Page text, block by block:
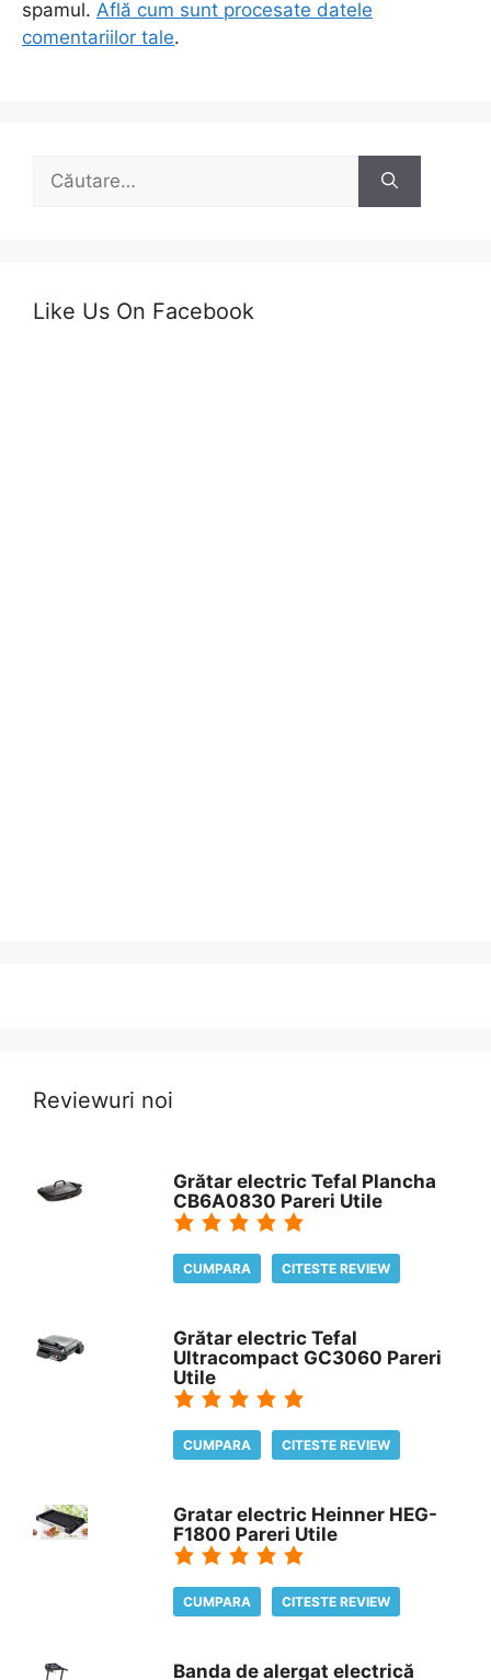
spamul. Află cum sunt procesate datele
comentariilor tale.
Caută
Like Us On Facebook
Reviewuri noi
Grătar electric Tefal Plancha
CB6A0830 Pareri Utile
CUMPARA CITESTE REVIEW
Grătar electric Tefal
Ultracompact GC3060 Pareri
Utile
CUMPARA CITESTE REVIEW
Gratar electric Heinner HEG-
F1800 Pareri Utile
CUMPARA CITESTE REVIEW
Banda de alergat electrică